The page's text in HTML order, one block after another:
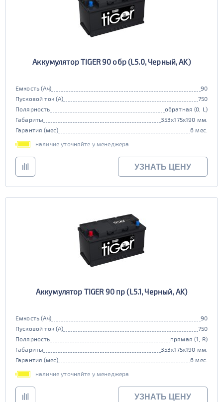
Аккумулятор TIGER 90 обр (L5.0, Черный, AK)
Емкость (Ач)
90
Пусковой ток (А)
750
Полярность
обратная (0, L)
Габариты
353x175x190 мм.
Гарантия (мес)
6 мес.
наличие уточняйте у менеджера
УЗНАТЬ ЦЕНУ
Аккумулятор TIGER 90 пр (L5.1, Черный, AK)
Емкость (Ач)
90
Пусковой ток (А)
750
Полярность
прямая (1, R)
Габариты
353x175x190 мм.
Гарантия (мес)
6 мес.
наличие уточняйте у менеджера
УЗНАТЬ ЦЕНУ